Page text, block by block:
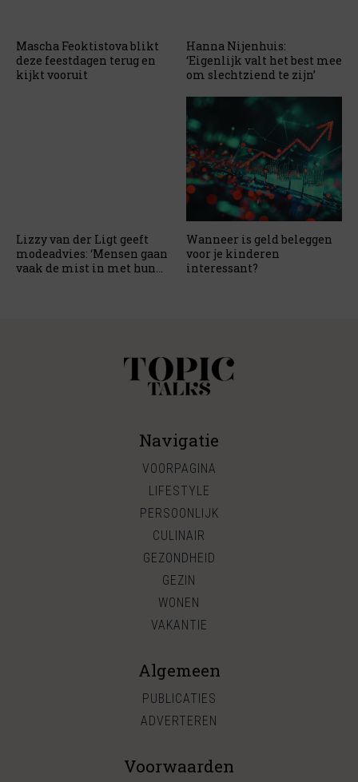
Mascha Feoktistova blikt
deze feestdagen terug en
kijkt vooruit
Hanna Nijenhuis:
‘Eigenlijk valt het best mee
om slechtziend te zijn’
Lizzy van der Ligt geeft
modeadvies: ‘Mensen gaan
vaak de mist in met hun
Wanneer is geld beleggen
voor je kinderen
interessant?
Navigatie
VOORPAGINA
LIFESTYLE
PERSOONLIJK
CULINAIR
GEZONDHEID
GEZIN
WONEN
VAKANTIE
Algemeen
PUBLICATIES
ADVERTEREN
Voorwaarden